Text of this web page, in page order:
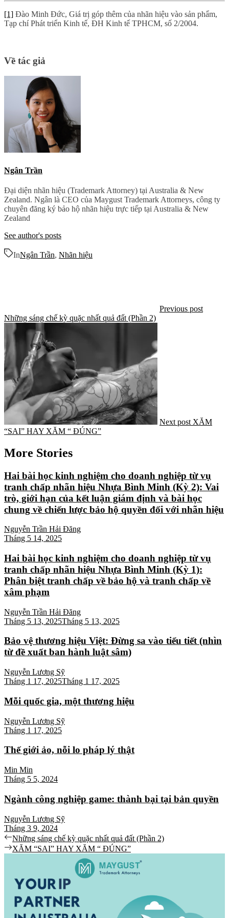
[1] Đào Minh Đức, Giá trị góp thêm của nhãn hiệu vào sản phẩm,
Tạp chí Phát triển Kinh tế, ĐH Kinh tế TPHCM, số 2/2004.
Về tác giả
Ngân Trần
Đại diện nhãn hiệu (Trademark Attorney) tại Australia & New
Zealand. Ngân là CEO của Maygust Trademark Attorneys, công ty
chuyên đăng ký bảo hộ nhãn hiệu trực tiếp tại Australia & New
Zealand
See author's posts
InNgân Trần, Nhãn hiệu
Previous post
Những sáng chế kỳ quặc nhất quả đất (Phần 2)
Next post XĂM
“SAI” HAY XĂM “ ĐÚNG”
More Stories
Hai bài học kinh nghiệm cho doanh nghiệp từ vụ
tranh chấp nhãn hiệu Nhựa Bình Minh (Kỳ 2): Vai
trò, giới hạn của kết luận giám định và bài học
chung về chiến lược bảo hộ quyền đối với nhãn hiệu
Nguyễn Trần Hải Đăng
Tháng 5 14, 2025
Hai bài học kinh nghiệm cho doanh nghiệp từ vụ
tranh chấp nhãn hiệu Nhựa Bình Minh (Kỳ 1):
Phân biệt tranh chấp về bảo hộ và tranh chấp về
xâm phạm
Nguyễn Trần Hải Đăng
Tháng 5 13, 2025Tháng 5 13, 2025
Bảo vệ thương hiệu Việt: Đừng sa vào tiểu tiết (nhìn
từ đề xuất ban hành luật sâm)
Nguyễn Lương Sỹ
Tháng 1 17, 2025Tháng 1 17, 2025
Mỗi quốc gia, một thương hiệu
Nguyễn Lương Sỹ
Tháng 1 17, 2025
Thế giới ảo, nỗi lo pháp lý thật
Min Min
Tháng 5 5, 2024
Ngành công nghiệp game: thành bại tại bản quyền
Nguyễn Lương Sỹ
Tháng 3 9, 2024
Điều
hướng
viết
Previous
post:
Những sáng chế kỳ quặc nhất quả đất (Phần 2)
Next
post:
XĂM “SAI” HAY XĂM “ ĐÚNG”